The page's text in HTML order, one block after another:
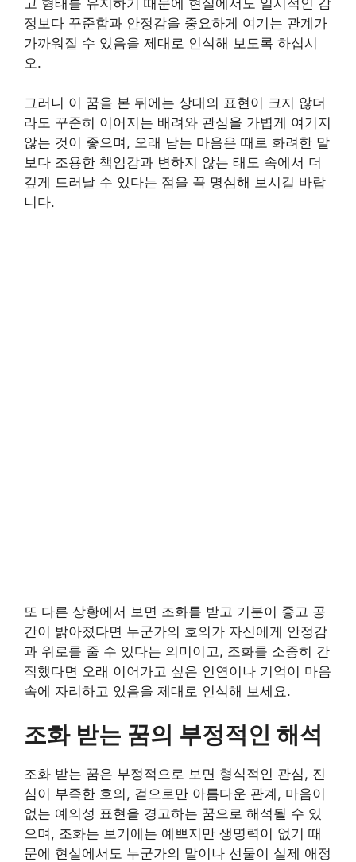
정보다 꾸준함과 안정감을 중요하게 여기는 관계가
가까워질 수 있음을 제대로 인식해 보도록 하십시
오.
그러니 이 꿈을 본 뒤에는 상대의 표현이 크지 않더
라도 꾸준히 이어지는 배려와 관심을 가볍게 여기지
않는 것이 좋으며, 오래 남는 마음은 때로 화려한 말
보다 조용한 책임감과 변하지 않는 태도 속에서 더
깊게 드러날 수 있다는 점을 꼭 명심해 보시길 바랍
니다.
또 다른 상황에서 보면 조화를 받고 기분이 좋고 공
간이 밝아졌다면 누군가의 호의가 자신에게 안정감
과 위로를 줄 수 있다는 의미이고, 조화를 소중히 간
직했다면 오래 이어가고 싶은 인연이나 기억이 마음
속에 자리하고 있음을 제대로 인식해 보세요.
조화 받는 꿈의 부정적인 해석
조화 받는 꿈은 부정적으로 보면 형식적인 관심, 진
심이 부족한 호의, 겉으로만 아름다운 관계, 마음이
없는 예의성 표현을 경고하는 꿈으로 해석될 수 있
으며, 조화는 보기에는 예쁘지만 생명력이 없기 때
문에 현실에서도 누군가의 말이나 선물이 실제 애정